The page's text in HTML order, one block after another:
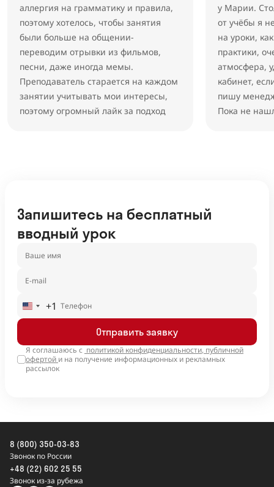
аллергия на грамматику и правила,
поэтому хотелось, чтобы занятия
были больше на общении-
переводим отрывки из фильмов,
песни, даже иногда мемы.
Преподаватель старается на каждом
занятии учитывать мои интересы,
поэтому огромный лайк за подход
у Марии.
от учёбы я
на уроки,
практики,
атмосфера,
кабинет,
пишу
Пока не
Запишитесь на бесплатный
вводный урок
United
States
+1
Отправить заявку
Я соглашаюсь с политикой конфиденциальности, публичной
офертой и на получение информационных и рекламных
рассылок
8 (800) 350-03-83
Звонок по России
+48 (22) 602 25 55
Звонок из-за рубежа